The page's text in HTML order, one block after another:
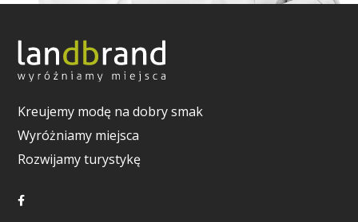
Kreujemy modę na dobry smak
Wyróżniamy miejsca
Rozwijamy turystykę